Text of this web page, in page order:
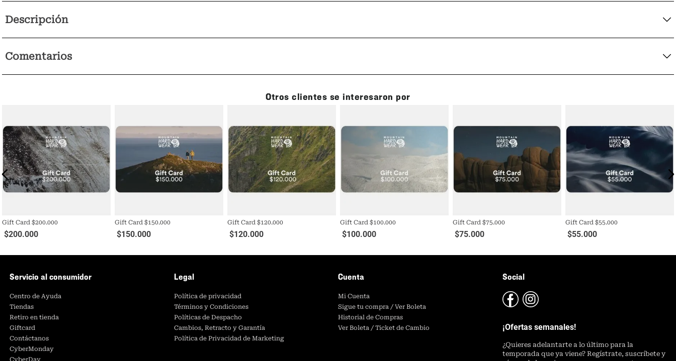
Descripción
Comentarios
Otros clientes se interesaron por
Gift Card $200.000
$200.000
Gift Card $150.000
$150.000
Gift Card $120.000
$120.000
Gift Card $100.000
$100.000
Gift Card $75.000
$75.000
Gift Card $55.000
$55.000
Servicio al consumidor
Centro de Ayuda
Tiendas
Retiro en tienda
Giftcard
Contáctanos
CyberMonday
Legal
Política de privacidad
Términos y Condiciones
Políticas de Despacho
Cambios, Retracto y Garantía
Política de Privacidad de Marketing
Cuenta
Mi Cuenta
Sigue tu compra / Ver Boleta
Historial de Compras
Ver Boleta / Ticket de Cambio
Social
¡Ofertas semanales!
¿Quieres adelantarte a lo último para la
temporada que ya viene? Regístrate, suscríbete y